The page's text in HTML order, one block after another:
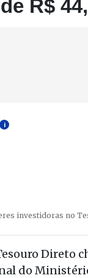
R$
i
investidoras no
Direto
do